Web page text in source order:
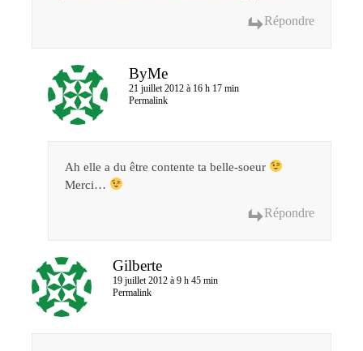
Répondre
ByMe
21 juillet 2012 à 16 h 17 min
Permalink
Ah elle a du être contente ta belle-soeur
Merci…
Répondre
Gilberte
19 juillet 2012 à 9 h 45 min
Permalink